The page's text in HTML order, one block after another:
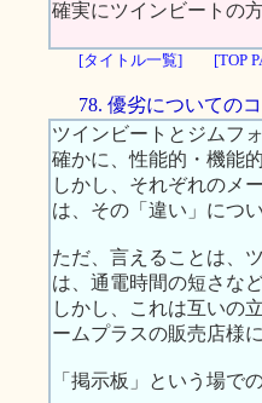
確実にツインビートの
[タイトル一覧] [TOP
78. 優劣についての
ツインビートとジムフ
確かに、性能的・機能
しかし、それぞれのメ
は、その「違い」につ
ただ、言えることは、
は、通電時間の短さな
しかし、これは互いの
ームプラスの販売店様
「掲示板」という場で